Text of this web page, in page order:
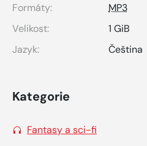
Formáty:
MP3
Velikost:
1 GiB
Jazyk:
Čeština
Kategorie
Fantasy a sci-fi